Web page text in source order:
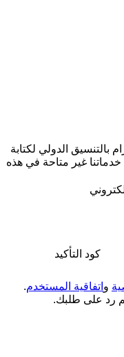
بالتنسيق الدولي لكتابة
خدماتنا غير متاحة في هذه
كود التأكيد
و اتفاقية المستخدم.
رد على طلبك.